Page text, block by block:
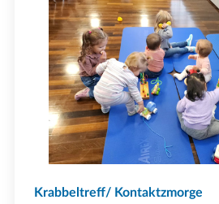
Krabbeltreff/ Kontaktzmorge